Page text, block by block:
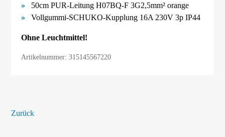
50cm PUR-Leitung H07BQ-F 3G2,5mm² orange
Vollgummi-SCHUKO-Kupplung 16A 230V 3p IP44
Ohne Leuchtmittel!
Artikelnummer: 315145567220
Zurück